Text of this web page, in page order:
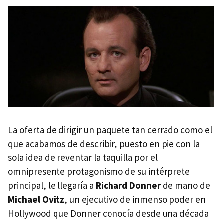
La oferta de dirigir un paquete tan cerrado como el
que acabamos de describir, puesto en pie con la
sola idea de reventar la taquilla por el
omnipresente protagonismo de su intérprete
principal, le llegaría a Richard Donnerde mano de
Michael Ovitz, un ejecutivo de inmenso poder en
Hollywood que Donner conocía desde una década